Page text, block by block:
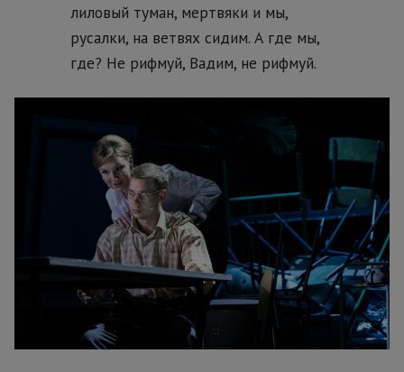
лиловый туман, мертвяки и мы,
русалки, на ветвях сидим. А где мы,
где? Не рифмуй, Вадим, не рифмуй.